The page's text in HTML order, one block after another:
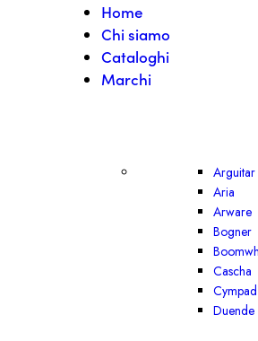
Home
Chi siamo
Cataloghi
Marchi
Arguitar
Aria
Arware
Bogner
Cascha
Cympad
Duende